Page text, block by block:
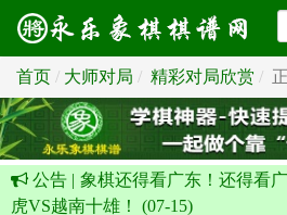
首页 大师对局 精彩对局欣赏
公告 | 象棋还得看广东！还得看
虎VS越南十雄！ (07-15)